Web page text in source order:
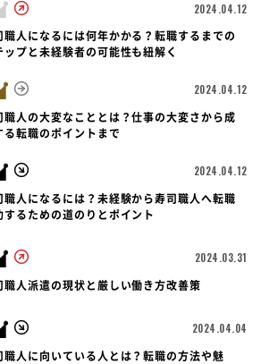
2024.04.12
職人になるには何年かかる？転職するまでの
ップと未経験者の可能性も紐解く
2024.04.12
職人の大変なこととは？仕事の大変さから成
る転職のポイントまで
2024.04.12
職人になるには？未経験から寿司職人へ転職
するための道のりとポイント
2024.03.31
職人派遣の現状と厳しい働き方改善策
2024.04.04
職人に向いている人とは？転職の方法や魅